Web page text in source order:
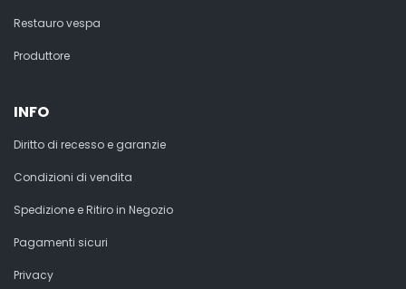
Restauro vespa
Produttore
INFO
Diritto di recesso e garanzie
Condizioni di vendita
Spedizione e Ritiro in Negozio
Pagamenti sicuri
Privacy